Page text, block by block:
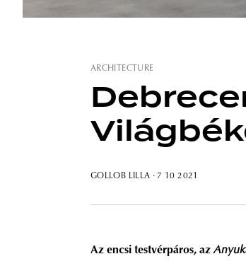
ARCHITECTURE
GOLLOB LILLA · 7 10 2021
Az encsi testvérpáros, az